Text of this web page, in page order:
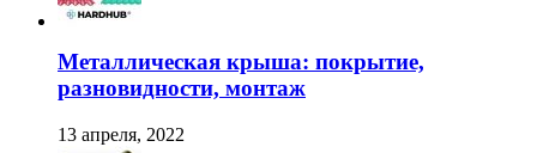
Металлическая крыша: покрытие,
разновидности, монтаж
13 апреля, 2022